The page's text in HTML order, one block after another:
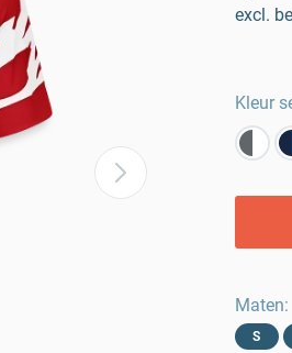
excl.
Kleur
Maten:
S